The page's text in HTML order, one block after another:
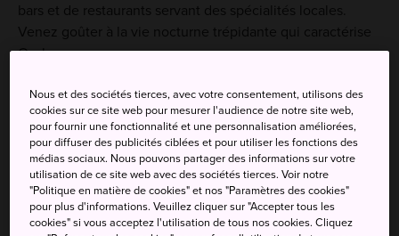
bars et de restaurants servant des spécialités locales.
Venez goûter à la vie nocturne trépidante qui caractérise
Osaka.
À ne pas manquer
Marcher de nuit dans les rues éclairées par les
néons
Nous et des sociétés tierces, avec votre consentement, utilisons des
cookies sur ce site web pour mesurer l'audience de notre site web,
pour fournir une fonctionnalité et une personnalisation améliorées,
pour diffuser des publicités ciblées et pour utiliser les fonctions des
médias sociaux. Nous pouvons partager des informations sur votre
utilisation de ce site web avec des sociétés tierces. Voir notre
"Politique en matière de cookies" et nos "Paramètres des cookies"
pour plus d'informations. Veuillez cliquer sur "Accepter tous les
cookies" si vous acceptez l'utilisation de tous nos cookies. Cliquez